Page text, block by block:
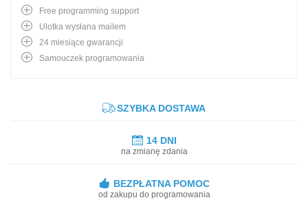
Free programming support
Ulotka wysłana mailem
24 miesiące gwarancji
Samouczek programowania
SZYBKA DOSTAWA
14 DNI
na zmianę zdania
BEZPŁATNA POMOC
od zakupu do programowania